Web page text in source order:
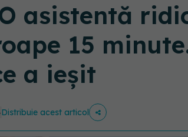
asistentă
15
a ieșit
Distribuie acest articol